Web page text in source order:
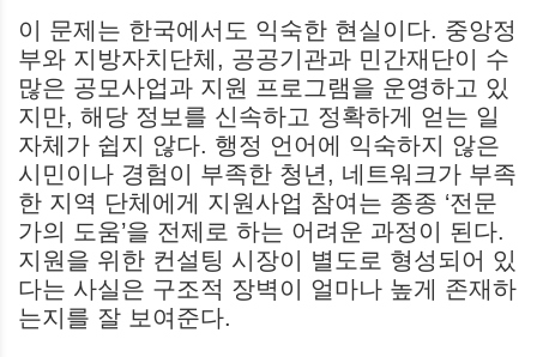
이 문제는 한국에서도 익숙한 현실이다. 중앙정
부와 지방자치단체, 공공기관과 민간재단이 수
많은 공모사업과 지원 프로그램을 운영하고 있
지만, 해당 정보를 신속하고 정확하게 얻는 일
자체가 쉽지 않다. 행정 언어에 익숙하지 않은
시민이나 경험이 부족한 청년, 네트워크가 부족
한 지역 단체에게 지원사업 참여는 종종 ‘전문
가의 도움’을 전제로 하는 어려운 과정이 된다.
지원을 위한 컨설팅 시장이 별도로 형성되어 있
다는 사실은 구조적 장벽이 얼마나 높게 존재하
는지를 잘 보여준다.